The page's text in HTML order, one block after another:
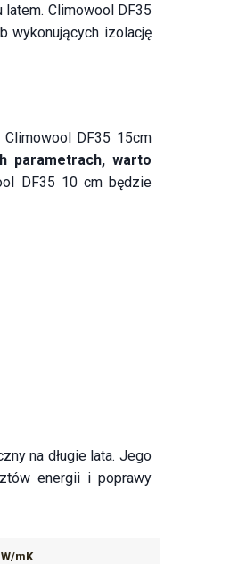
Climowool DF35
wykonujących izolację
DF35 15cm
parametrach, warto
DF35 10 cm będzie
na długie lata. Jego
energii i poprawy
mK